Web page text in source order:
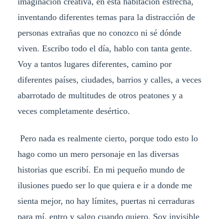
inventando diferentes temas para la distracción de
personas extrañas que no conozco ni sé dónde
viven. Escribo todo el día, hablo con tanta gente.
Voy a tantos lugares diferentes, camino por
diferentes países, ciudades, barrios y calles, a veces
abarrotado de multitudes de otros peatones y a
veces completamente desértico.
Pero nada es realmente cierto, porque todo esto lo
hago como un mero personaje en las diversas
historias que escribí. En mi pequeño mundo de
ilusiones puedo ser lo que quiera e ir a donde me
sienta mejor, no hay límites, puertas ni cerraduras
para mí, entro y salgo cuando quiero. Soy invisible